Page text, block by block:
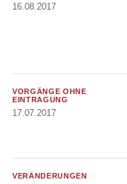
16.08.2017
VORGÄNGE OHNE
EINTRAGUNG
17.07.2017
VERÄNDERUNGEN